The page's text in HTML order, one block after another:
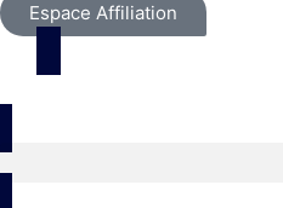
Espace Affiliation